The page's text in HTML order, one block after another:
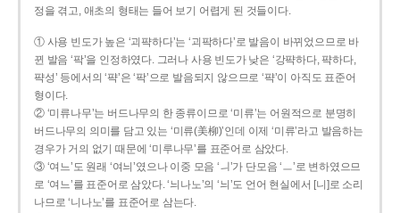
정을 겪고, 애초의 형태는 들어 보기 어렵게 된 것들이다.
① 사용 빈도가 높은 ‘괴퍅하다’는 ‘괴팍하다’로 발음이 바뀌었으므로 바
뀐 발음 ‘팍’을 인정하였다. 그러나 사용 빈도가 낮은 ‘강퍅하다, 퍅하다,
퍅성’ 등에서의 ‘퍅’은 ‘팍’으로 발음되지 않으므로 ‘퍅’이 아직도 표준어
형이다.
② ‘미류나무’는 버드나무의 한 종류이므로 ‘미류’는 어원적으로 분명히
버드나무의 의미를 담고 있는 ‘미류(美柳)’인데 이제 ‘미류’라고 발음하는
경우가 거의 없기 때문에 ‘미루나무’를 표준어로 삼았다.
③ ‘여느’도 원래 ‘여늬’였으나 이중 모음 ‘ㅢ’가 단모음 ‘ㅡ’로 변하였으므
로 ‘여느’를 표준어로 삼았다. ‘늬나노’의 ‘늬’도 언어 현실에서 [니]로 소리
나므로 ‘니나노’를 표준어로 삼는다.